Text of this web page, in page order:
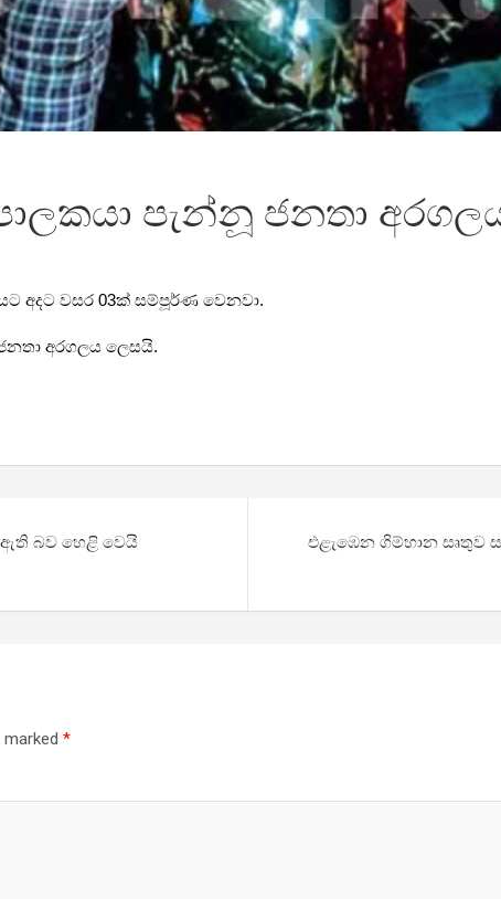
පැන්නූ ජනතා
අදට වසර 03ක් සම්පූර්ණ වෙනවා.
අරගලය ලෙසයි.
ඇති බව හෙළි වෙයි
එළැඹෙන ගිම්හාන සෘතුව
marked *